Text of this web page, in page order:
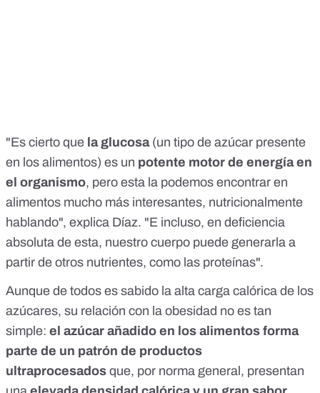
"Es cierto que la glucosa(un tipo de azúcar presente
en los alimentos) es un potente motor de energía en
el organismo, pero esta la podemos encontrar en
alimentos mucho más interesantes, nutricionalmente
hablando", explica Díaz. "E incluso, en deficiencia
absoluta de esta, nuestro cuerpo puede generarla a
partir de otros nutrientes, como las proteínas".
Aunque de todos es sabido la alta carga calórica de los
azúcares, su relación con la obesidad no es tan
simple: el azúcar añadido en los alimentos forma
parte de un patrón de productos
ultraprocesados que, por norma general, presentan